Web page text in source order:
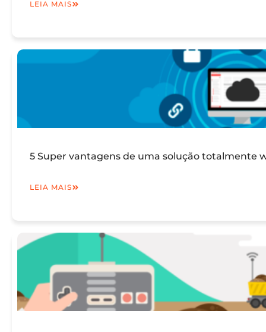
LEIA MAIS
5 Super vantagens de uma solução totalmente
LEIA MAIS